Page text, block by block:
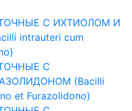
С ИХТИОЛОМ И
intrauteri cum
С
(Bacilli
et Furazolidono)